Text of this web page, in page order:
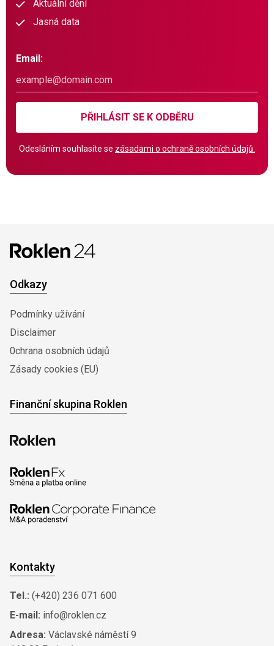
Aktuální dění
Jasná data
Email:
PŘIHLÁSIT SE K ODBĚRU
Odesláním souhlasíte se zásadami o ochraně osobních údajů.
Odkazy
Podmínky užívání
Disclaimer
0chrana osobních údajů
Zásady cookies (EU)
Finanční skupina Roklen
Kontakty
Tel.: (+420) 236 071 600
E-mail: info@roklen.cz
Adresa: Václavské náměstí 9